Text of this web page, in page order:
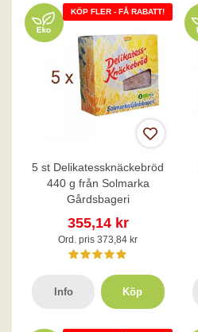
KÖP FLER - FÅ RABATT!
5 st Delikatessknäckebröd
440 g från Solmarka
Gårdsbageri
355,14 kr
Ord. pris 373,84 kr
Info Köp